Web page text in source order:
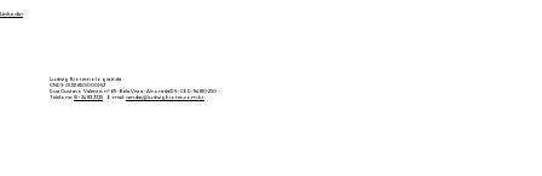
Ludwig Biotecnologia ltda
CNPJ: 01.151.850/0001-53
Rua Gustavo Valente, nº 69 - Bela Vista - Alvorada/RS - CEP: 94810-250
Telefone: 51 - 3483.3335E-mail: vendas@ludwigbiotec.com.br
Linkedin